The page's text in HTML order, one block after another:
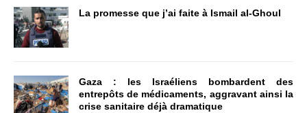
La promesse que j’ai faite à Ismail al-Ghoul
Gaza : les Israéliens bombardent des
entrepôts de médicaments, aggravant ainsi la
crise sanitaire déjà dramatique